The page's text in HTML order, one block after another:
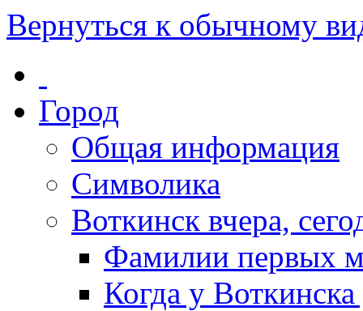
Вернуться к обычному
Город
Общая информация
Символика
Воткинск вчера,
Фамилии первых
Когда у